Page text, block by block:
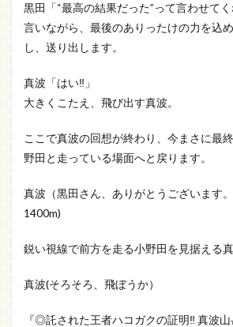
黒田「“最高の結果だった”って言わせてく
言いながら、最後のありったけの力を込
し、送り出します。
真波「はい‼」
大きくこたえ、飛び出す真波。
ここで真波の回想が終わり、今まさに最
野田と走っている場面へと戻ります。
真波（黒田さん、ありがとうございます
1400m)
鋭い視線で前方を走る小野田を見据える真
真波(そろそろ、飛ぼうか）
『◎託された王者ハコガクの証明‼ 真波